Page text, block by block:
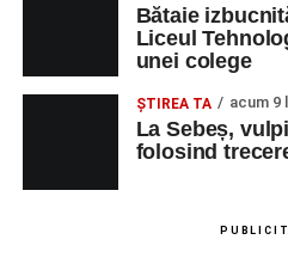
Adaugă-ne ca
Urmărește-ne
Bătaie
Liceul
unei colege
ŞTIREA TA acum 9
La Sebeș,
folosind